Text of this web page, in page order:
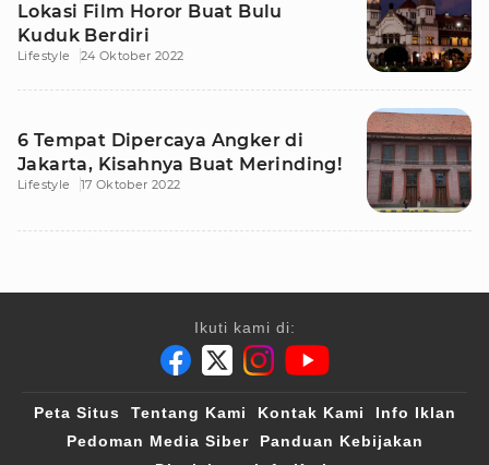
Lokasi Film Horor Buat Bulu
Kuduk Berdiri
Lifestyle 24 Oktober 2022
6 Tempat Dipercaya Angker di
Jakarta, Kisahnya Buat Merinding!
Lifestyle 17 Oktober 2022
Ikuti kami di:
Peta Situs Tentang Kami Kontak Kami
Info Iklan
Pedoman Media Siber
Panduan Kebijakan